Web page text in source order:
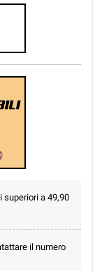
superiori a 49,90
il numero